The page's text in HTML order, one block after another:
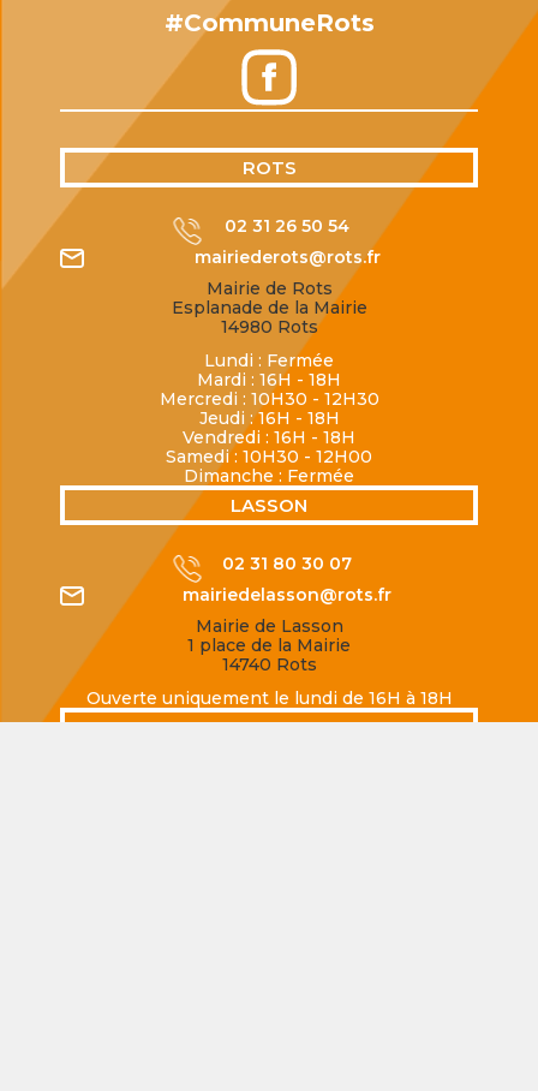
#CommuneRots
ROTS
02 31 26 50 54
mairiederots@rots.fr
Mairie de Rots
Esplanade de la Mairie
14980 Rots
Lundi : Fermée
Mardi : 16H - 18H
Mercredi : 10H30 - 12H30
Jeudi : 16H - 18H
Vendredi : 16H - 18H
Samedi : 10H30 - 12H00
Dimanche : Fermée
LASSON
02 31 80 30 07
mairiedelasson@rots.fr
Mairie de Lasson
1 place de la Mairie
14740 Rots
Ouverte uniquement le lundi de 16H à 18H
SECQUEVILLE-EN-BESSIN